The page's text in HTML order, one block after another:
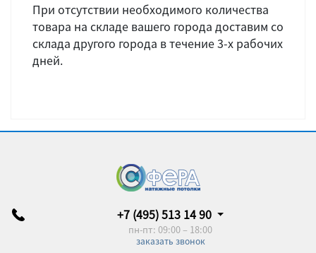
При отсутствии необходимого количества
товара на складе вашего города доставим со
склада другого города в течение 3-х рабочих
дней.
+7 (495) 513 14 90
пн-пт: 09:00 – 18:00
заказать звонок